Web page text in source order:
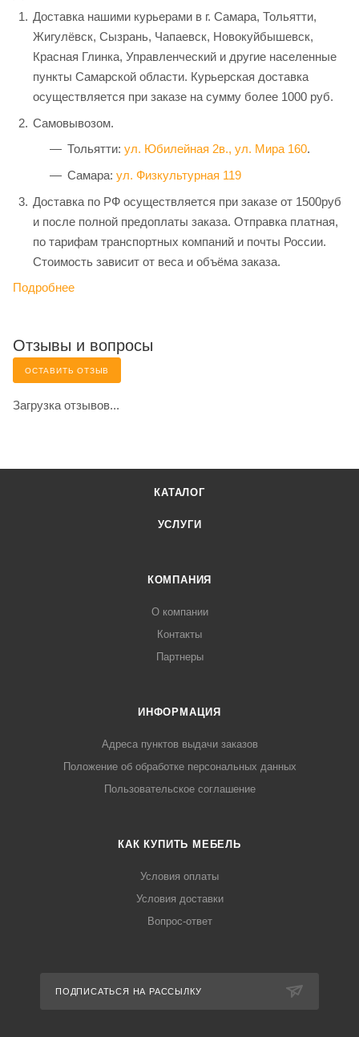
Доставка нашими курьерами в г. Самара, Тольятти,
Жигулёвск, Сызрань, Чапаевск, Новокуйбышевск,
Красная Глинка, Управленческий и другие населенные
пункты Самарской области. Курьерская доставка
осуществляется при заказе на сумму более 1000 руб.
Самовывозом.
Тольятти: ул. Юбилейная 2в., ул. Мира 160.
Самара: ул. Физкультурная 119
Доставка по РФ осуществляется при заказе от 1500руб
и после полной предоплаты заказа. Отправка платная,
по тарифам транспортных компаний и почты России.
Стоимость зависит от веса и объёма заказа.
Подробнее
Отзывы и вопросы
ОСТАВИТЬ ОТЗЫВ
Загрузка отзывов...
КАТАЛОГ
УСЛУГИ
КОМПАНИЯ
О компании
Контакты
Партнеры
ИНФОРМАЦИЯ
Адреса пунктов выдачи заказов
Положение об обработке персональных данных
Пользовательское соглашение
КАК КУПИТЬ МЕБЕЛЬ
Условия оплаты
Условия доставки
Вопрос-ответ
ПОДПИСАТЬСЯ НА РАССЫЛКУ